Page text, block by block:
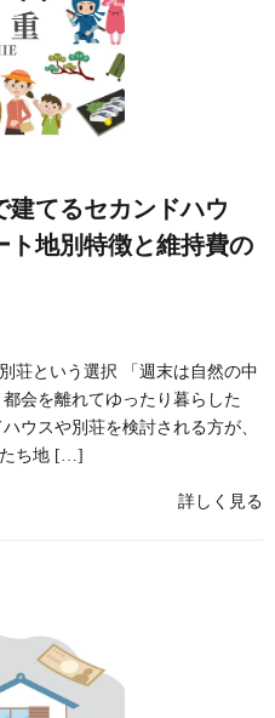
建てるセカンドハウ
ト地別特徴と維持費の
荘という選択 「週末は自然の中
会を離れてゆったり暮らした
ウスや別荘を検討される方が、
たち地 […]
詳しく見る